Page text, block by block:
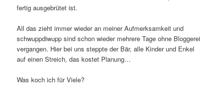
fertig ausgebrütet ist.
All das zieht immer wieder an meiner Aufmerksamkeit und
schwuppdiwupp sind schon wieder mehrere Tage ohne Bloggerei
vergangen. Hier bei uns steppte der Bär, alle Kinder und Enkel
auf einen Streich, das kostet Planung…
Was koch ich für Viele?